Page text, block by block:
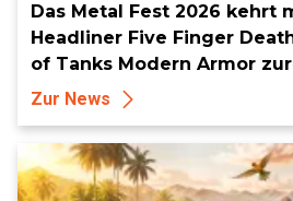
Das Metal Fest 2026 kehrt
Headliner Five Finger
of Tanks Modern Armor
Zur News